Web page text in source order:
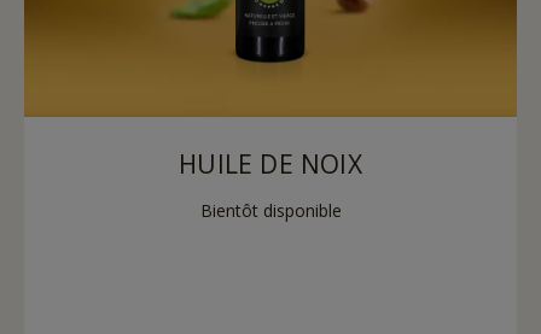
HUILE DE NOIX
Bientôt disponible